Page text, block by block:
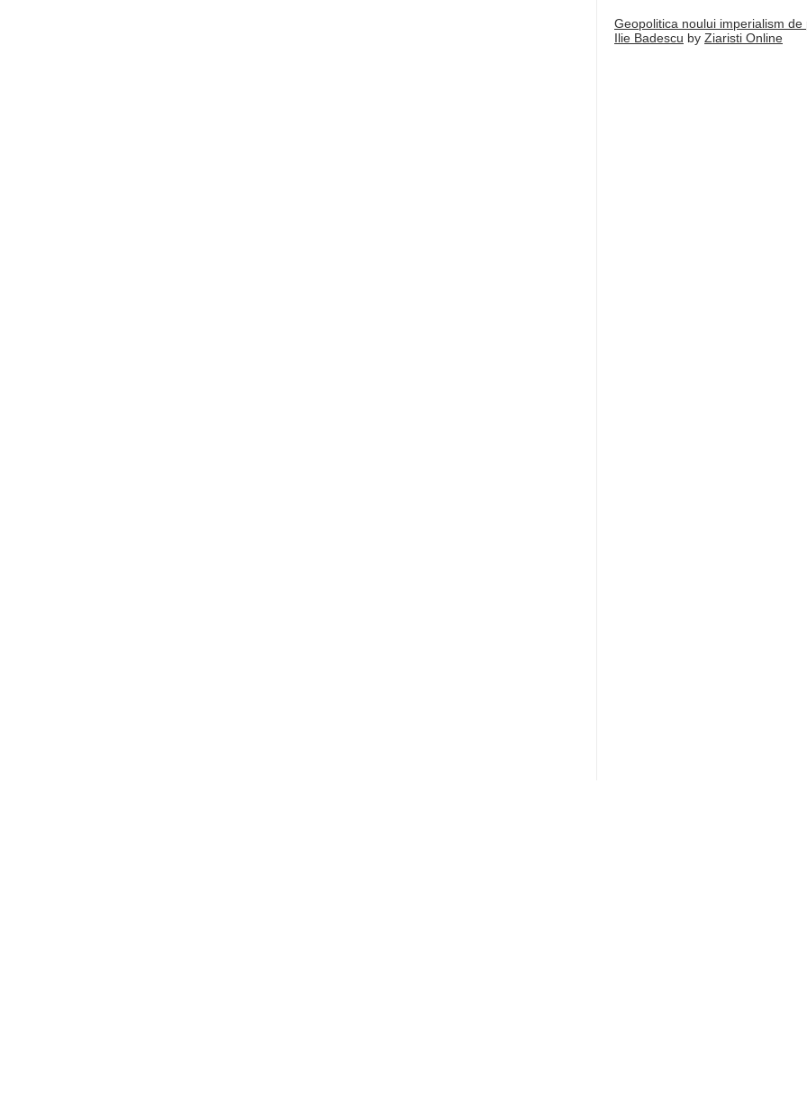
Geopolitica noului imperialism de
Ilie Badescu by Ziaristi Online